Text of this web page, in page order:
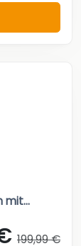
mit...
199,99 €